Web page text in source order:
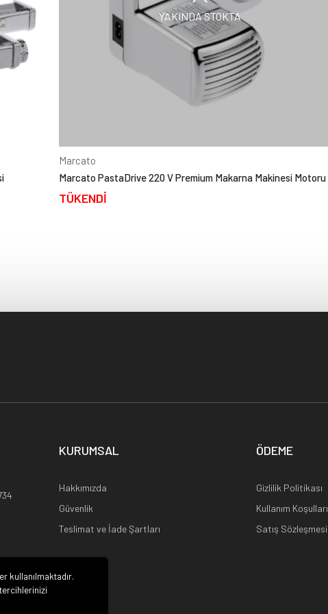
YAKINDA STOKTA
Marcato
Marcato PastaDrive 220 V Premium Makarna Makinesi Motoru
TÜKENDİ
KURUMSAL
Hakkımızda
Güvenlik
Teslimat ve İade Şartları
ÖDEME
Gizlilik Politikası
Kullanım Koşulları
Satış Sözleşmesi
kullanılmaktadır.